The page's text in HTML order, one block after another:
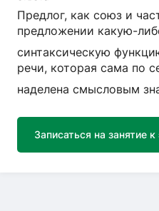
Предлог, как союз и
предложении какую-
синтаксическую
речи, которая сама по
наделена смысловым
Записаться на занятие